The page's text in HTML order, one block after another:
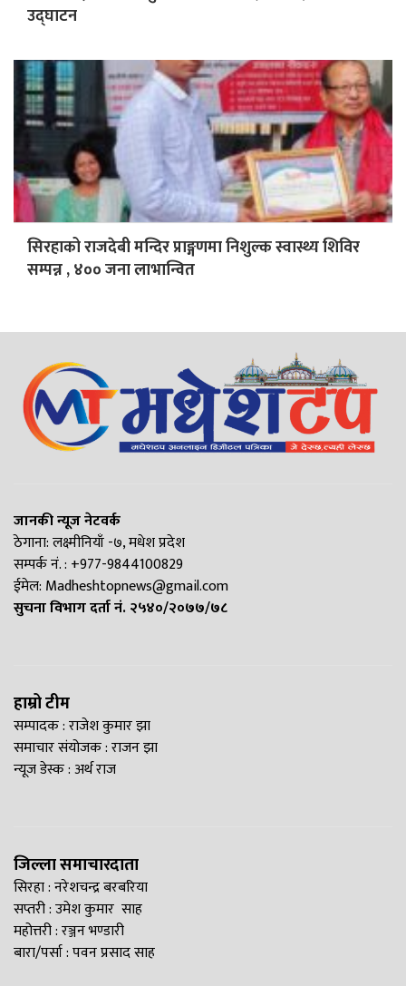
उद्घाटन
सिरहाको राजदेबी मन्दिर प्राङ्गणमा निशुल्क स्वास्थ्य शिविर
सम्पन्न , ४०० जना लाभान्वित
जानकी न्यूज नेटवर्क
ठेगाना: लक्ष्मीनियाँ -७, मधेश प्रदेश
सम्पर्क नं. : +977-9844100829
ईमेल: Madheshtopnews@gmail.com
सुचना विभाग दर्ता नं. २५४०/२०७७/७८
हाम्रो टीम
सम्पादक : राजेश कुमार झा
समाचार संयोजक : राजन झा
न्यूज डेस्क : अर्थ राज
जिल्ला समाचारदाता
सिरहा : नरेशचन्द्र बरबरिया
सप्तरी : उमेश कुमार साह
महोत्तरी : रञ्जन भण्डारी
बारा/पर्सा : पवन प्रसाद साह